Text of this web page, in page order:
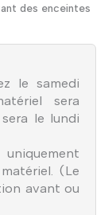
des enceintes
le samedi
sera
le lundi
(Le
avant ou